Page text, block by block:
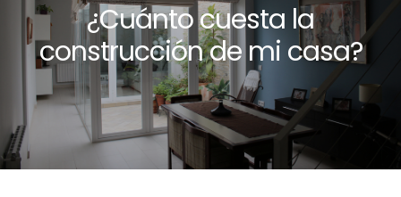
¿Cuánto cuesta la
construcción de mi casa?